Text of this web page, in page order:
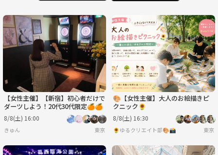
8/26 8/27 8/28 8/29 8/30 8/31
9/1
水
9/2 9/3
金
9/4
土
9/5
日
9/6
【女性主催】【新宿】初心者だけで
ダーツしよう！20代30代限定🍊🍊
8/8(土) 16:00
きゅん 東京
🎨【女性主催】大人のお絵描きピ
クニック🌻
8/8(土) 16:30
🌻ゆるクリエイト部🎨📸 東京